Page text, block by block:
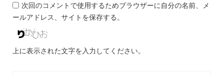
次回のコメントで使用するためブラウザーに自分の名前、メ
ールアドレス、サイトを保存する。
上に表示された文字を入力してください。